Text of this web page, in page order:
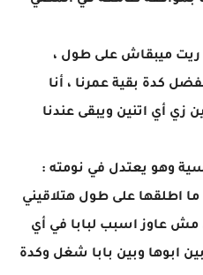
ميبقاش على طول ،
كدة بقية عمرنا ، أنا
أي اتنين ويبقى عندنا
وهو يعتدل في نومته :
اطلقها على طول هتلاقيني
عاوز اسبب لبابا في أي
ابوها وبين بابا شغل وكدة